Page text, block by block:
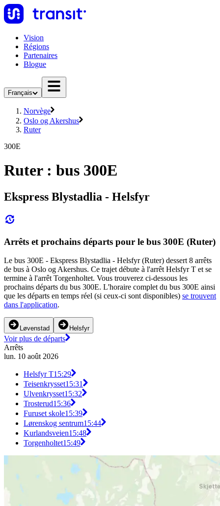
Vision
Régions
Partenaires
Blogue
Français
Norvège
Oslo og Akershus
Ruter
300E
Ruter : bus 300E
Ekspress Blystadlia - Helsfyr
Arrêts et prochains départs pour le bus 300E (Ruter)
Le bus 300E - Ekspress Blystadlia - Helsfyr (Ruter) dessert 8 arrêts
de bus à Oslo og Akershus. Ce trajet débute à l'arrêt Helsfyr T et se
termine à l'arrêt Torgenholtet. Vous trouverez ci-dessous les
prochains départs du bus 300E. L'horaire complet du bus 300E ainsi
que les départs en temps réel (si ceux-ci sont disponibles) se trouvent
dans l'application.
Løvenstad Helsfyr
Voir plus de départs
Arrêts
lun. 10 août 2026
Helsfyr T15:29
Teisenkrysset15:31
Ulvenkrysset15:32
Trosterud15:36
Furuset skole15:39
Lørenskog sentrum15:44
Kurlandsveien15:48
Torgenholtet15:49